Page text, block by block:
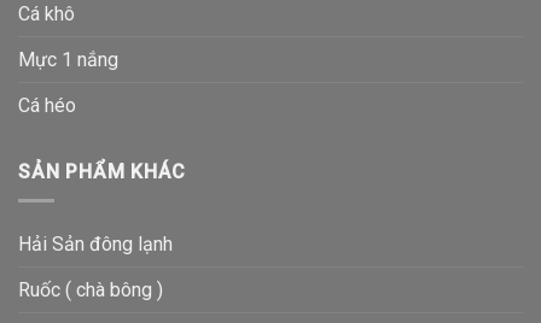
Cá khô
Mực 1 nắng
Cá héo
SẢN PHẨM KHÁC
Hải Sản đông lạnh
Ruốc ( chà bông )